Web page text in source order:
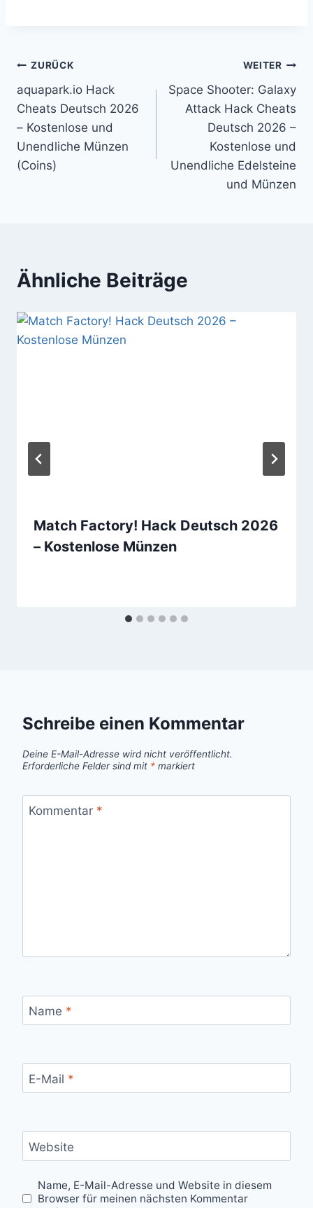
Beitragsnavigation
ZURÜCK
aquapark.io Hack
Cheats Deutsch 2026
– Kostenlose und
Unendliche Münzen
(Coins)
WEITER
Space Shooter: Galaxy
Attack Hack Cheats
Deutsch 2026 –
Kostenlose und
Unendliche Edelsteine
und Münzen
Ähnliche Beiträge
Match Factory! Hack Deutsch 2026
– Kostenlose Münzen
Schreibe einen Kommentar
Deine E-Mail-Adresse wird nicht veröffentlicht.
Erforderliche Felder sind mit * markiert
Kommentar *
Name *
E-Mail *
Website
Name, E-Mail-Adresse und Website in diesem
Browser für meinen nächsten Kommentar